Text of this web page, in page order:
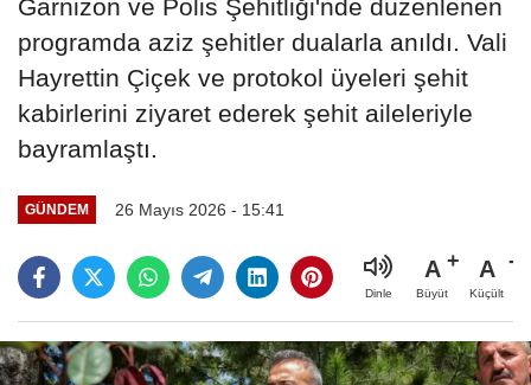
Garnizon ve Polis Şehitliği'nde düzenlenen
programda aziz şehitler dualarla anıldı. Vali
Hayrettin Çiçek ve protokol üyeleri şehit
kabirlerini ziyaret ederek şehit aileleriyle
bayramlaştı.
GÜNDEM 26 Mayıs 2026 - 15:41
Dinle
A
Büyüt
A
Küçült